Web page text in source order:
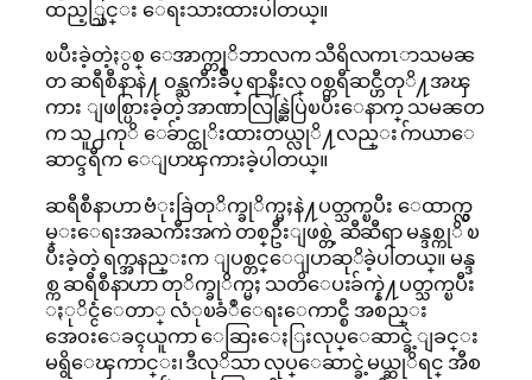
ထည့္သြင္း ေရးသားထားပါတယ္။
ၿပီးခဲ့တဲ့ႏွစ္ ေအာက္တုိဘာလက သီရိလကၤာသမၼ
တ ဆရီစီနာနဲ႔ ၀န္ႀကီးခ်ဳပ္ ရာနီးလ္ ၀စ္ကရီဆင္ဟီတုိ႔အၾ
ကား ျဖစ္ပြားခဲ့တဲ့ အာဏာလြန္ဆြဲပြဲၿပီးေနာက္ သမၼတ
က သူ႕ကုိ ေခ်ာင္ထုိးထားတယ္လုိ႔လည္း ဂ်ာယာေ
ဆာင္ဒရီက ေျပာၾကားခဲ့ပါတယ္။
ဆရီစီနာဟာ ဗံုးခြဲတုိက္ခုိက္မႈနဲ႔ပတ္သက္ၿပီး ေထာက္လွ
မ္းေရးအႀကီးအကဲ တစ္ဦးျဖစ္တဲ့ ဆီဆီရာ မန္ဒစ္ကုိ ၿ
ပီးခဲ့တဲ့ ရက္အနည္းက ျပစ္တင္ေျပာဆုိခဲ့ပါတယ္။ မန္ဒ
စ္က ဆရီစီနာဟာ တုိက္ခုိက္မႈ သတိေပးခ်က္နဲ႔ပတ္သက္ၿပီး
ႏုိင္ငံေတာ္ လံုၿခံဳေရးေကာင္စီ အစည္း
အေ၀းေခၚယူကာ ေဆြးေႏြးလုပ္ေဆာင္ခဲ့ျခင္း
မရွိေၾကာင္း၊ ဒီလုိသာ လုပ္ေဆာင္ခဲ့မယ္ဆုိရင္ အီစ